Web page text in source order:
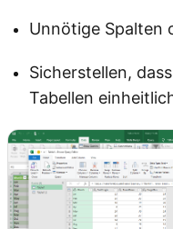
Unnötige Spalten
Sicherstellen,
Tabellen